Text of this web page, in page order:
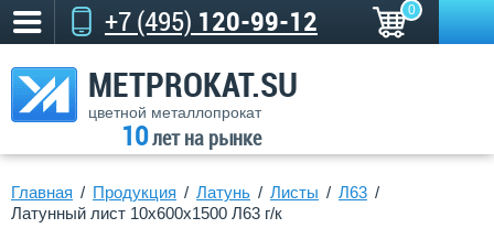
+7 (495) 120-99-12 0
METPROKAT.SU
цветной металлопрокат
10лет на рынке
Главная Продукция Латунь Листы
Л63
Латунный лист 10х600х1500 Л63 г/к